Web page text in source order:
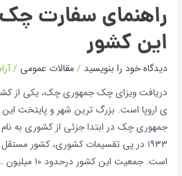
راهنمای سفارت
این کشور
دیدگاه‌ خود را بنویسید /مقالات عمومی /
دریافت ویزای چک جمهوری چک، یکی از
ی اروپا است. بزرگ ترین شهر و پایتخت این
جمهوری چک در ابتدا جزئی از کشوری به
۱۹۳۳ در پی تقسیمات کشوری، کشور
است. جمعیت این کشور درحدود ۱۰ میلیون …